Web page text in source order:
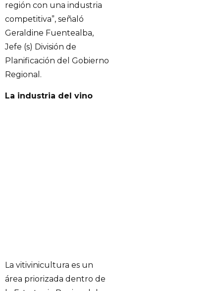
región con una industria
competitiva”, señaló
Geraldine Fuentealba,
Jefe (s) División de
Planificación del Gobierno
Regional.
La industria del vino
La vitivinicultura es un
área priorizada dentro de